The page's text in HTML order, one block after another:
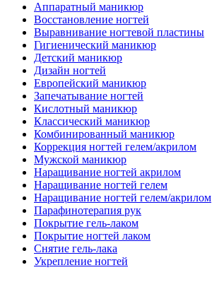
Аппаратный маникюр
Восстановление ногтей
Выравнивание ногтевой пластины
Гигиенический маникюр
Детский маникюр
Дизайн ногтей
Европейский маникюр
Запечатывание ногтей
Кислотный маникюр
Классический маникюр
Комбинированный маникюр
Коррекция ногтей гелем/акрилом
Мужской маникюр
Наращивание ногтей акрилом
Наращивание ногтей гелем
Наращивание ногтей гелем/акрилом
Парафинотерапия рук
Покрытие гель-лаком
Покрытие ногтей лаком
Снятие гель-лака
Укрепление ногтей